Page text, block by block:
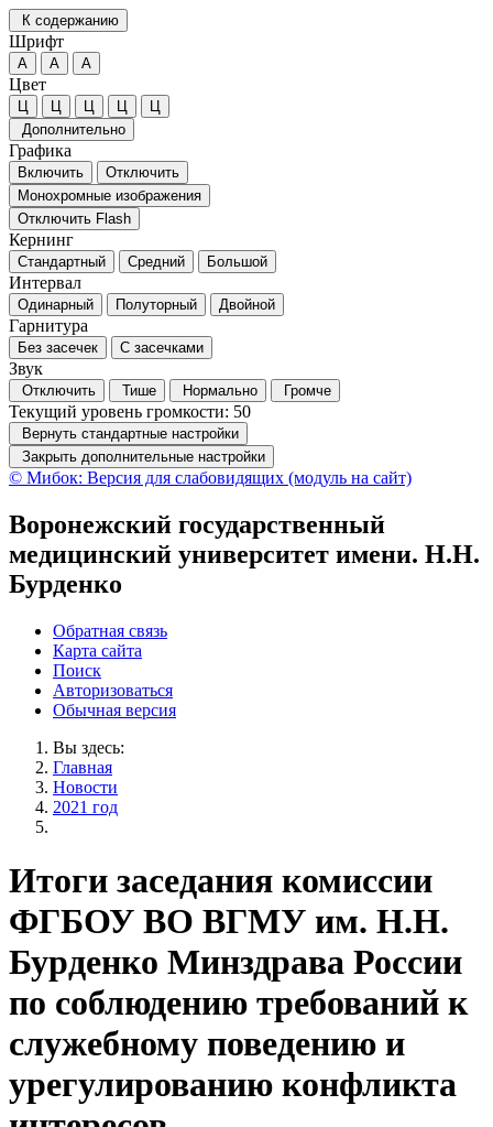
К содержанию
Шрифт
А А А
Цвет
Ц Ц Ц Ц
Ц
Дополнительно
Графика
Включить
Отключить
Монохромные изображения
Отключить Flash
Кернинг
Стандартный Средний Большой
Интервал
Одинарный Полуторный Двойной
Гарнитура
Без засечек С засечками
Звук
Отключить Тише Нормально Громче
Текущий уровень громкости: 50
Вернуть стандартные настройки
Закрыть дополнительные настройки
© Мибок: Версия для слабовидящих (модуль на сайт)
Воронежский государственный
медицинский университет имени. Н.Н.
Бурденко
Обратная связь
Карта сайта
Поиск
Авторизоваться
Обычная версия
Вы здесь:
Главная
Новости
2021 год
Итоги заседания комиссии
ФГБОУ ВО ВГМУ им. Н.Н.
Бурденко Минздрава России
по соблюдению требований к
служебному поведению и
урегулированию конфликта